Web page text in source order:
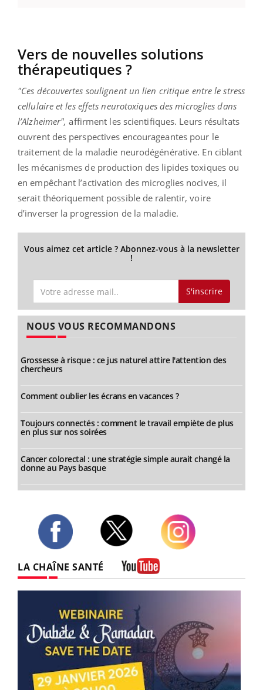
Vers de nouvelles solutions
thérapeutiques ?
"Ces découvertes soulignent un lien critique entre le stress
cellulaire et les effets neurotoxiques des microglies dans
l’Alzheimer", affirment les scientifiques. Leurs résultats
ouvrent des perspectives encourageantes pour le
traitement de la maladie neurodégénérative. En ciblant
les mécanismes de production des lipides toxiques ou
en empêchant l’activation des microglies nocives, il
serait théoriquement possible de ralentir, voire
d’inverser la progression de la maladie.
Vous aimez cet article ? Abonnez-vous à la newsletter
!
S'inscrire
NOUS VOUS RECOMMANDONS
Grossesse à risque : ce jus naturel attire l'attention des
chercheurs
Comment oublier les écrans en vacances ?
Toujours connectés : comment le travail empiète de plus
en plus sur nos soirées
Cancer colorectal : une stratégie simple aurait changé la
donne au Pays basque